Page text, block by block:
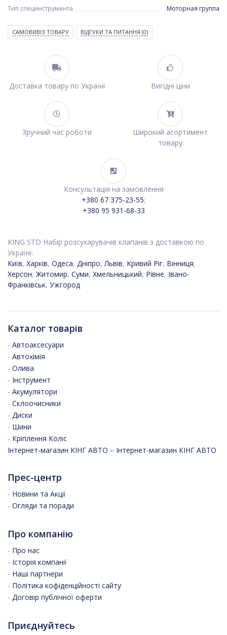
Тип специнструмента
Моторная группа
САМОВИВІЗ ТОВАРУ ВІДГУКИ ТА ПИТАННЯ (0)
Доставка товару по Україні Вигідні ціни
Зручний час роботи
Широкий асортимент
товару
Консультація на замовлення
+380 67 375-23-55;
+380 95 931-68-33
KING STD Набір розсухарувачів клапанів з доставкою по
Україні:
Київ, Харків, Одеса, Дніпро,Львів, Кривий Ріг, Вінниця,
Херсон,Житомир, Суми, Хмельницький, Рівне, Івано-
Франківськ, Ужгород
Каталог товарів
- Автоаксесуари
- Автохімія
- Олива
- Інструмент
- Акумулятори
- Склоочисники
- Диски
- Шини
- Кріплення Коліс
Інтернет-магазин КІНГ АВТО ›› Інтернет-магазин КІНГ АВТО
Прес-центр
- Новини та Акції
- Огляди та поради
Про компанію
- Про нас
- Історія компанії
- Наші партнери
- Політика кофіденційності сайту
- Договір публічної оферти
Приєднуйтесь